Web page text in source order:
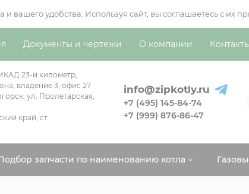
вашего удобства. Используя сайт, вы соглашаетесь с
Документы и чертежи О компании
23-й километр,
владение 3, офис 27
ул. Пролетарская,
край, ст.
info@zipkotly.ru
+7 (495) 145-84-74
+7 (999) 876-86-47
запчасти по наименованию котла